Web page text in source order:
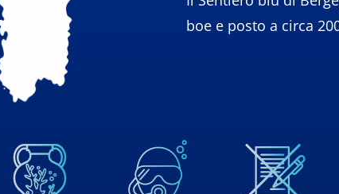
boe e posto a circa